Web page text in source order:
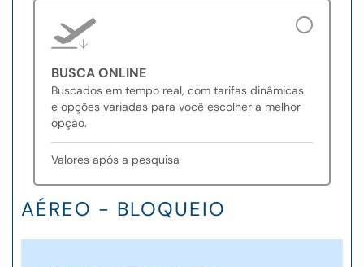
BUSCA ONLINE
Buscados em tempo real, com tarifas dinâmicas
e opções variadas para você escolher a melhor
opção.
Valores após a pesquisa
AÉREO - BLOQUEIO